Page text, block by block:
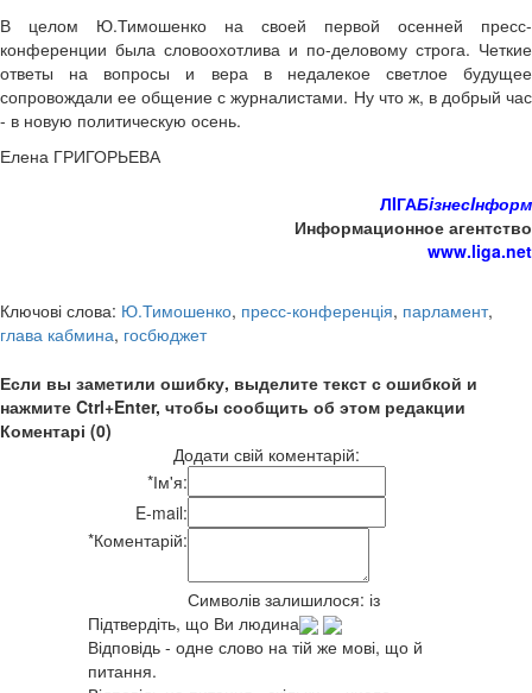
В целом Ю.Тимошенко на своей первой осенней пресс-
конференции была словоохотлива и по-деловому строга. Четкие
ответы на вопросы и вера в недалекое светлое будущее
сопровождали ее общение с журналистами. Ну что ж, в добрый час
- в новую политическую осень.
Елена ГРИГОРЬЕВА
ЛIГАБiзнесIнформ
Информационное агентство
www.liga.net
Ключові слова: Ю.Тимошенко, пресс-конференція, парламент,
глава кабмина, госбюджет
Если вы заметили ошибку, выделите текст с ошибкой и
нажмите Ctrl+Enter, чтобы сообщить об этом редакции
Коментарі (0)
Додати свій коментарій:
*Ім'я:
E-mail:
*Коментарій:
Символів залишилося: із
Підтвердіть, що Ви людина
Відповідь - одне слово на тій же мові, що й
питання.